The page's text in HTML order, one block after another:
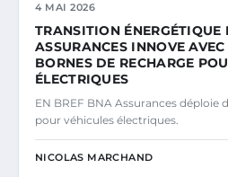
4 MAI 2026
TRANSITION
ASSURANCES INNOVE
BORNES DE RECHARGE
ÉLECTRIQUES
EN BREF BNA Assurances déploie
pour véhicules électriques.
NICOLAS MARCHAND